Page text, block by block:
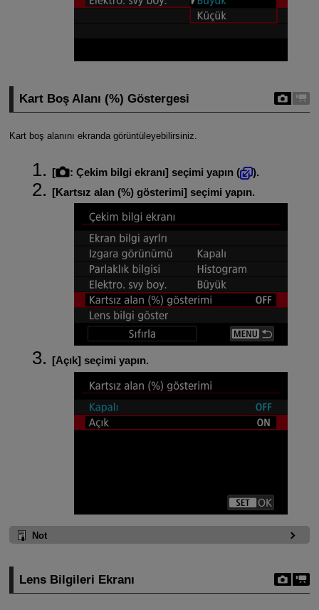
Kart Boş Alanı (%) Göstergesi
Kart boş alanını ekranda görüntüleyebilirsiniz.
[ : Çekim bilgi ekranı] seçimi yapın (
).
[Kartsız alan (%) gösterimi] seçimi yapın.
[Açık] seçimi yapın.
Not
Lens Bilgileri Ekranı